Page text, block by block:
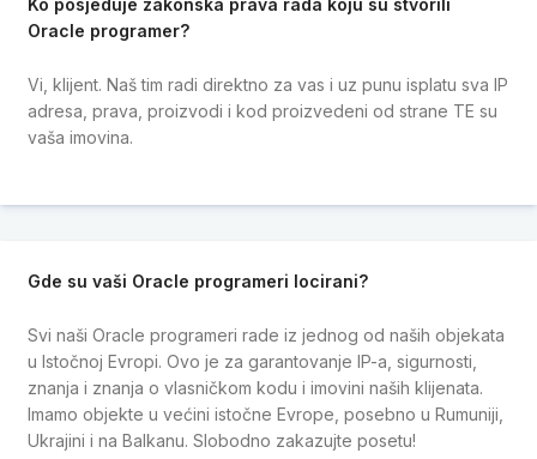
Oracle programer?
Vi, klijent. Naš tim radi direktno za vas i uz punu isplatu sva IP
adresa, prava, proizvodi i kod proizvedeni od strane TE su
vaša imovina.
Gde su vaši Oracle programeri locirani?
Svi naši Oracle programeri rade iz jednog od naših objekata
u Istočnoj Evropi. Ovo je za garantovanje IP-a, sigurnosti,
znanja i znanja o vlasničkom kodu i imovini naših klijenata.
Imamo objekte u većini istočne Evrope, posebno u Rumuniji,
Ukrajini i na Balkanu. Slobodno zakazujte posetu!